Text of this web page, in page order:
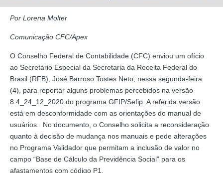
Por Lorena Molter
Comunicação CFC/Apex
O Conselho Federal de Contabilidade (CFC) enviou um ofício
ao Secretário Especial da Secretaria da Receita Federal do
Brasil (RFB), José Barroso Tostes Neto, nessa segunda-feira
(4), para reportar alguns problemas percebidos na versão
8.4_24_12_2020 do programa GFIP/Sefip. A referida versão
está em desconformidade com as orientações do manual de
usuários. No documento, o Conselho solicita a reconsideração
quanto à decisão de mudança nos manuais e pede alterações
no Programa Validador que permitam a inclusão de valor no
campo “Base de Cálculo da Previdência Social” para os
afastamentos com código P1.